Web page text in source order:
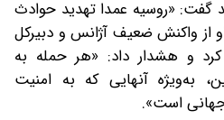
گفت: «روسیه عمدا تهدید حوادث
او از واکنش ضعیف آژانس و دبیرکل
کرد و هشدار داد: «هر حمله به
به‌ویژه آنهایی که به امنیت
است».